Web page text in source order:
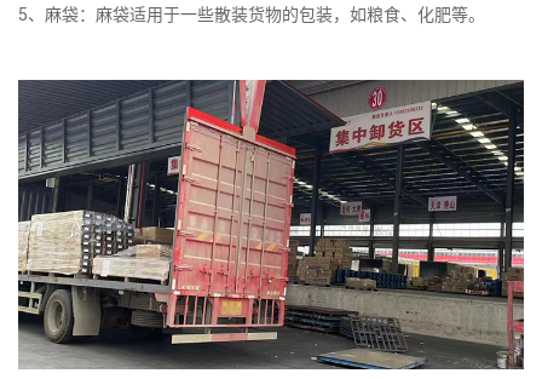
5、麻袋：麻袋适用于一些散装货物的包装，如粮食、化肥等。